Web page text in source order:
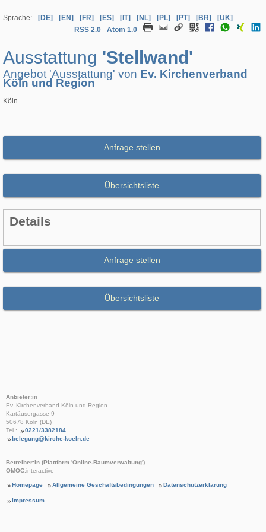
Sprache: [DE] [EN] [FR] [ES] [IT] [NL] [PL] [PT] [BR]
[UK]
RSS 2.0
Atom 1.0
Ausstattung 'Stellwand'
Angebot 'Ausstattung' von Ev. Kirchenverband
Köln und Region
Köln
Anfrage stellen
Übersichtsliste
Details
Anfrage stellen
Übersichtsliste
Anbieter:in
Ev. Kirchenverband Köln und Region
Kartäusergasse 9
50678 Köln (DE)
Tel.:
0221/3382184
belegung@kirche-koeln.de
Betreiber:in (Plattform 'Online-Raumverwaltung')
OMOC.interactive
Homepage Allgemeine Geschäftsbedingungen Datenschutzerklärung
Impressum